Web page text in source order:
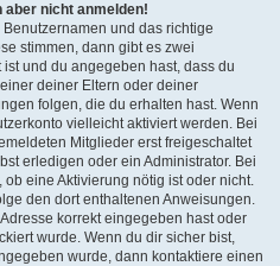
aber nicht anmelden!
und das richtige
stimmen, dann gibt es zwei
ist und du angegeben hast, dass du
deiner Eltern oder deiner
folgen, die du erhalten hast. Wenn
vielleicht aktiviert werden. Bei
Mitglieder erst freigeschaltet
erledigen oder ein Administrator. Bei
eine Aktivierung nötig ist oder nicht.
den dort enthaltenen Anweisungen.
korrekt eingegeben hast oder
wurde. Wenn du dir sicher bist,
wurde, dann kontaktiere einen